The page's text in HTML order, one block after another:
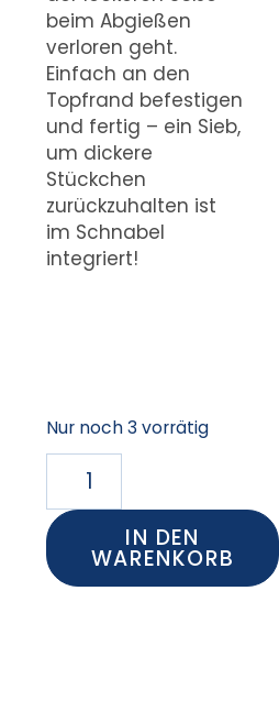
beim Abgießen
verloren geht.
Einfach an den
Topfrand befestigen
und fertig – ein Sieb,
um dickere
Stückchen
zurückzuhalten ist
im Schnabel
integriert!
Nur noch 3 vorrätig
IN DEN
WARENKORB